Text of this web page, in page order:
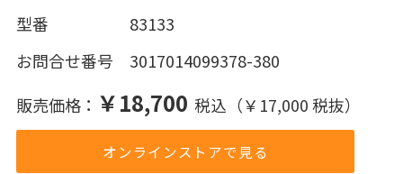
型番 83133
お問合せ番号 3017014099378-380
販売価格： ￥18,700 税込（￥17,000 税抜）
オンラインストアで見る